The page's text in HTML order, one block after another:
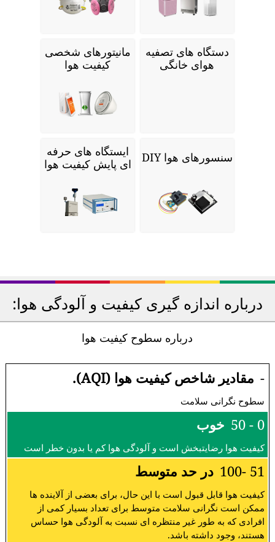
دستگاه های تصفیه
هوای خانگی
مانیتورهای شخصی
کیفیت هوا
سنسورهای هوا DIY
ایستگاه های حرفه
ای پایش کیفیت هوا
درباره اندازه گیری کیفیت و آلودگی هوا:
درباره سطوح کیفیت هوا
- مقادیر شاخص کیفیت هوا (AQI).
سطوح نگرانی سلامت
0 - 50 خوب
کیفیت هوا رضایتبخش است و آلودگی هوا کم یا بدون خطر است
51 -100 در حد متوسط
کیفیت هوا قابل قبول است با این حال، برای بعضی از آلاینده ها
ممکن است نگرانی سلامت متوسط برای تعداد بسیار کمی از
افرادی که به طور غیر منتظره ای نسبت به آلودگی هوا حساس
هستند، وجود داشته باشد.